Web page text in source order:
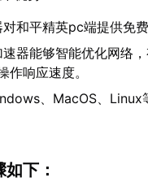
对和平精英pc端提供免
器能够智能优化网络
作响应速度。
、MacOS、Linux
下：